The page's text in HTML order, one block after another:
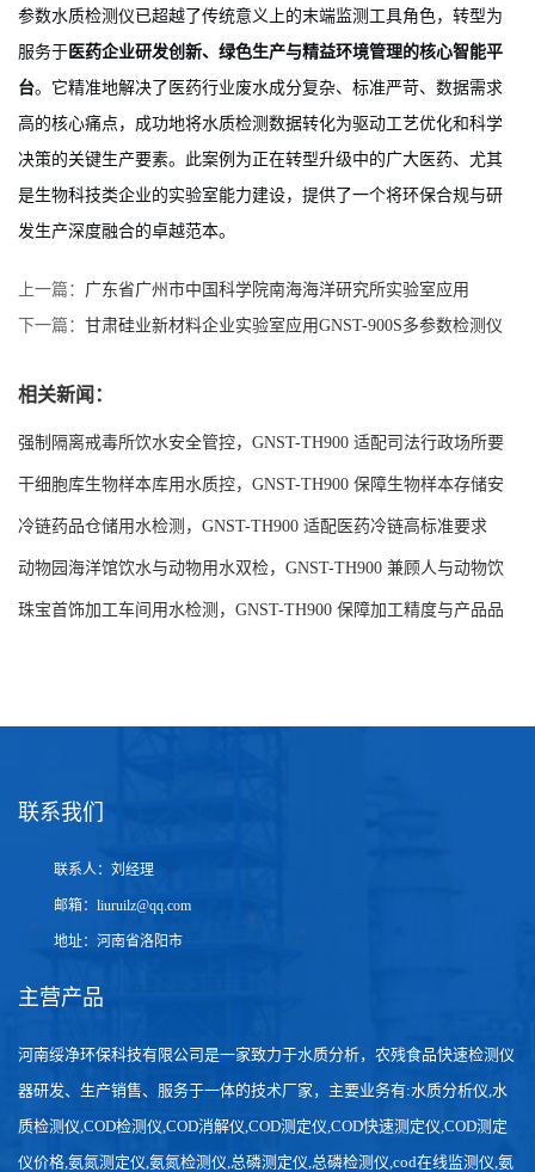
六、 结论
在贵州黔东南该医药科技企业的成功实践表明，绥净GNST-900S多
参数水质检测仪已超越了传统意义上的末端监测工具角色，转型为
服务于医药企业研发创新、绿色生产与精益环境管理的核心智能平
台。它精准地解决了医药行业废水成分复杂、标准严苛、数据需求
高的核心痛点，成功地将水质检测数据转化为驱动工艺优化和科学
决策的关键生产要素。此案例为正在转型升级中的广大医药、尤其
发生产深度融合的卓越范本。
GNST-900S案例分享
下一篇：甘肃硅业新材料企业实验室应用GNST-900S多参数检测仪
案例分享
强制隔离戒毒所饮水安全管控，GNST-TH900 适配司法行政场所要
求
干细胞库生物样本库用水质控，GNST-TH900 保障生物样本存储安
全
冷链药品仓储用水检测，GNST-TH900 适配医药冷链高标准要求
质
联系人：刘经理
主营产品
河南绥净环保科技有限公司是一家致力于水质分析，农残食品快速检测仪
器研发、生产销售、服务于一体的技术厂家，主要业务有:水质分析仪,水